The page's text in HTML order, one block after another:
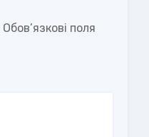
Обов’язкові поля